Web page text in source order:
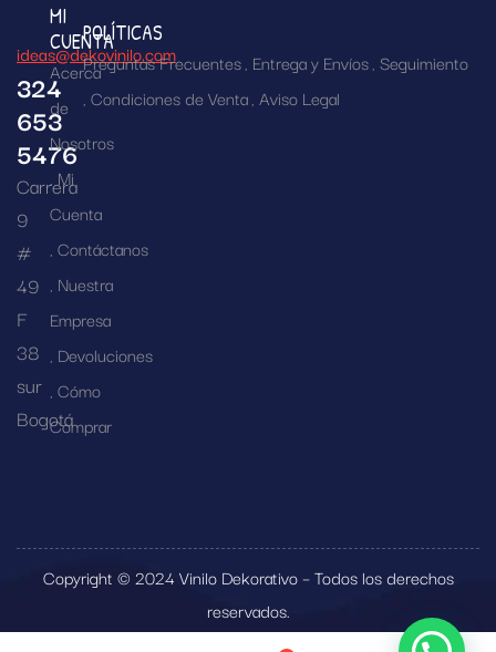
ideas@dekovinilo.com
324
653
5476
Carrera
9
#
49
F
38
sur
Bogotá
MI
CUENTA
Acerca
de
Nosotros
Mi
Cuenta
Contáctanos
Nuestra
Empresa
Devoluciones
Cómo
Comprar
POLÍTICAS
Preguntas Frecuentes Entrega y Envíos Seguimiento
Condiciones de Venta Aviso Legal
Copyright © 2024 Vinilo Dekorativo – Todos los derechos
reservados.